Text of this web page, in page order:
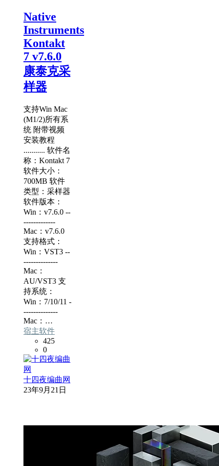
Native
Instruments
Kontakt
7 v7.6.0
康泰克采
样器
支持Win Mac
(M1/2)所有系
统 附带视频
安装教程
........... 软件名
称：Kontakt 7
软件大小：
700MB 软件
类型：采样器
软件版本：
Win：v7.6.0 --
-------------
Mac：v7.6.0
支持格式：
Win：VST3 --
--------------
Mac：
AU/VST3 支
持系统：
Win：7/10/11 -
--------------
Mac：…
宿主软件
425
0
十四夜编曲网
23年9月21日